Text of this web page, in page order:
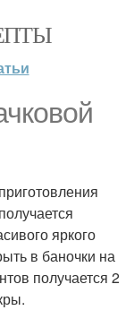
яркого
в баночки на
получается 2